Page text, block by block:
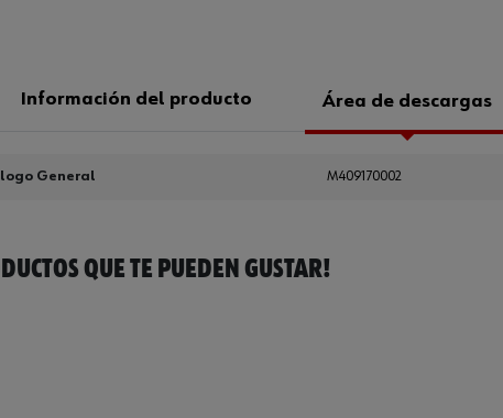
Información del producto Área de descargas
General M409170002
QUE TE PUEDEN GUSTAR!